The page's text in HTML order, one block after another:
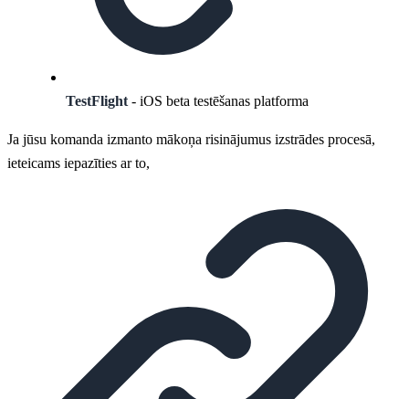
TestFlight - iOS beta testēšanas platforma
Ja jūsu komanda izmanto mākoņa risinājumus izstrādes procesā,
ieteicams iepazīties ar to,